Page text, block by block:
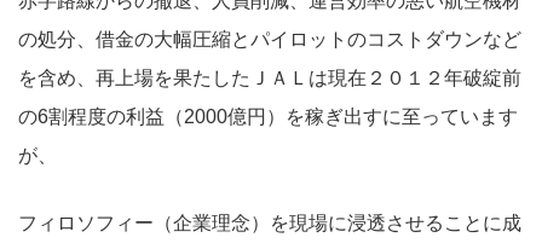
の処分、借金の大幅圧縮とパイロットのコストダウンなど
を含め、再上場を果たしたＪＡＬは現在２０１２年破綻前
の6割程度の利益（2000億円）を稼ぎ出すに至っています
が、
フィロソフィー（企業理念）を現場に浸透させることに成